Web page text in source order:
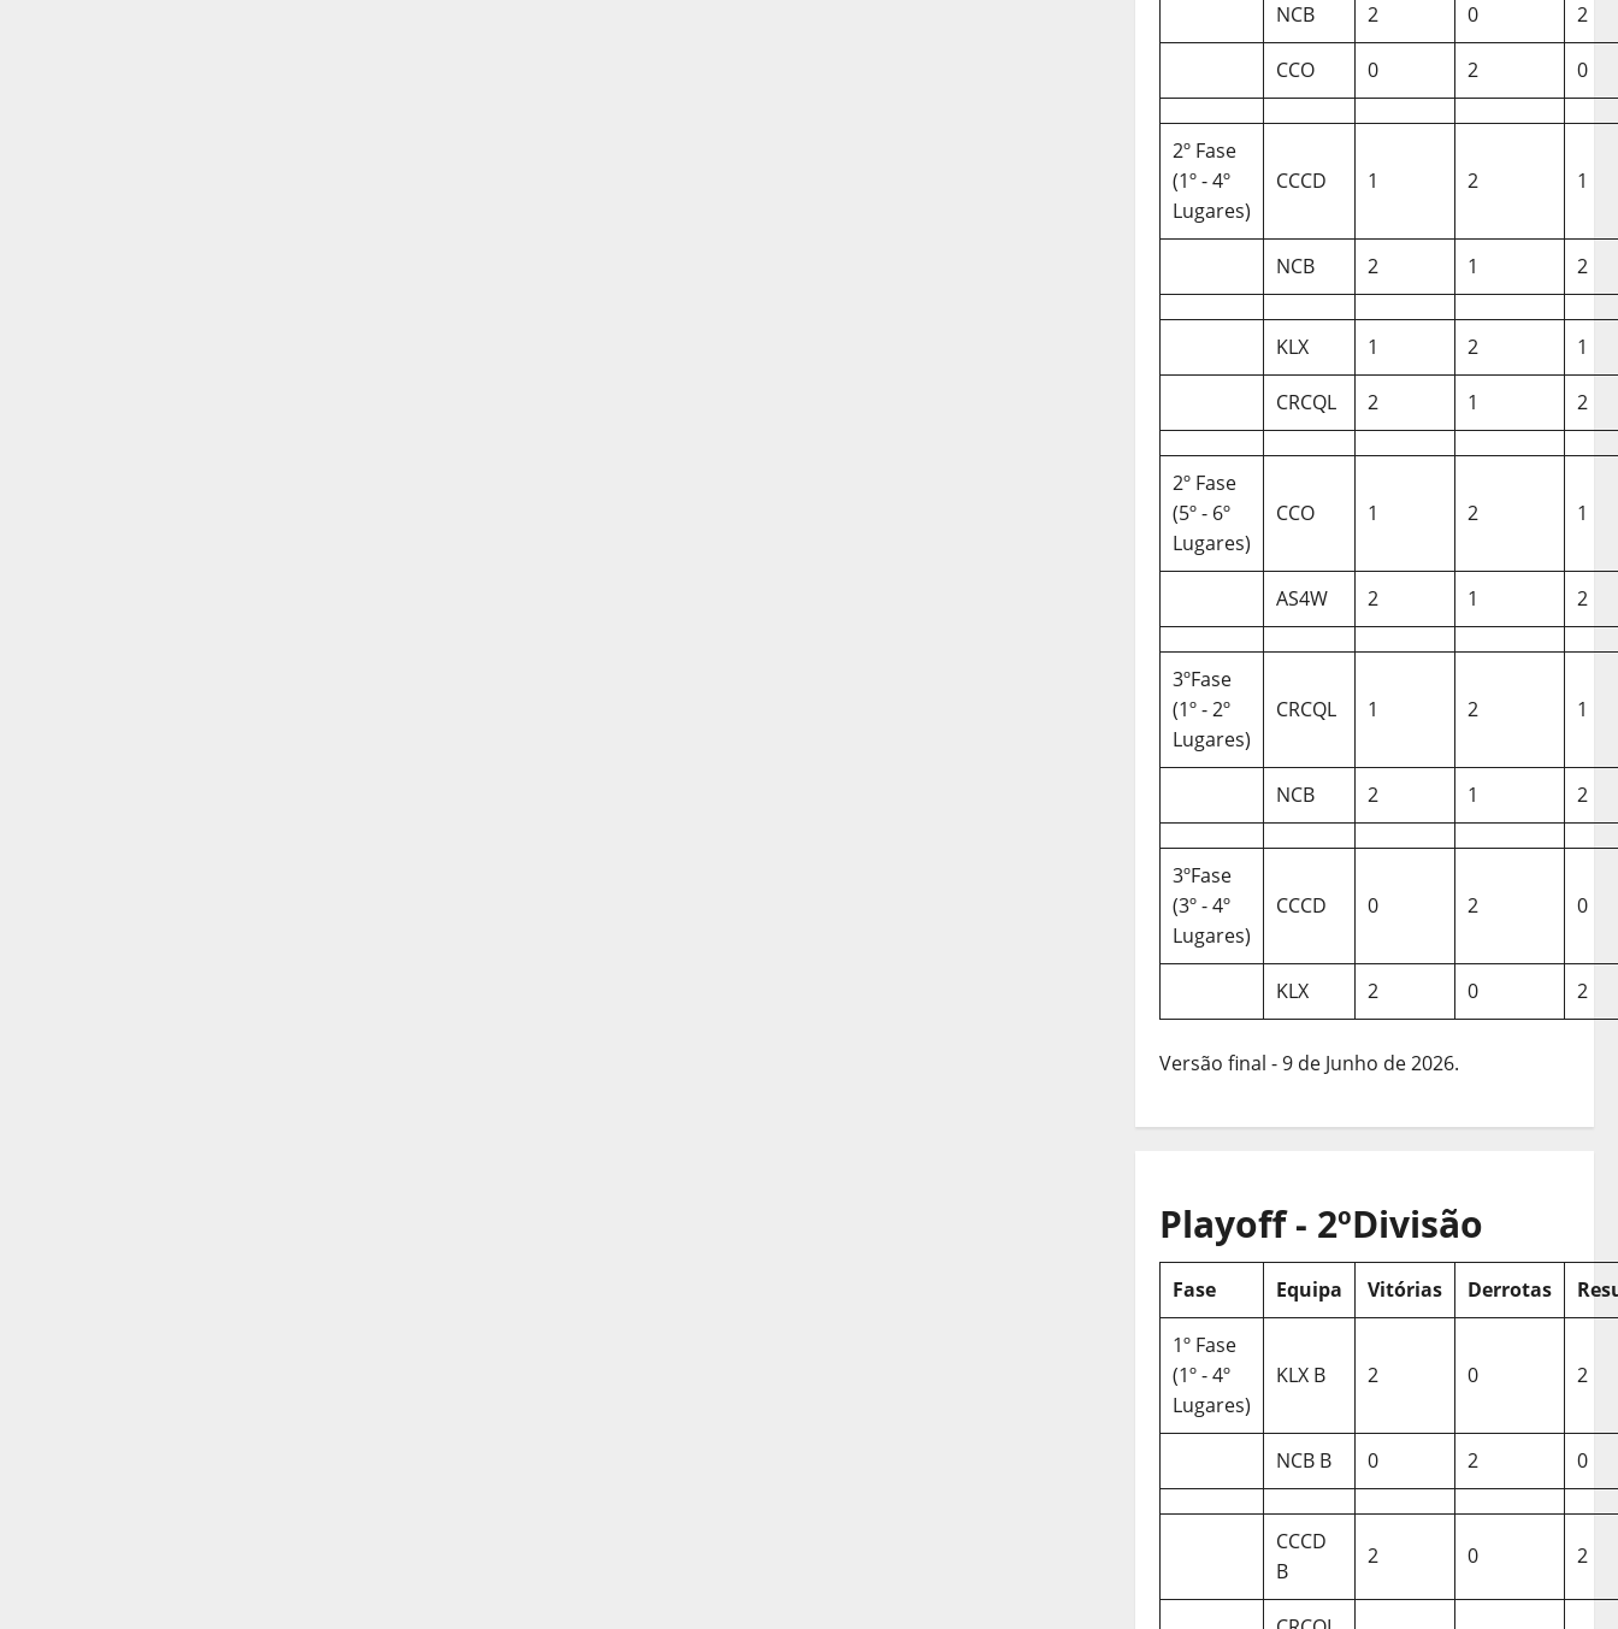
NCB 2 0 2
CCO 0 2 0
2º Fase
(1º - 4º
Lugares)
CCCD 1 2 1
NCB 2 1 2
KLX 1 2 1
CRCQL 2 1 2
2º Fase
(5º - 6º
Lugares)
CCO 1 2 1
AS4W 2 1 2
3ºFase
(1º - 2º
Lugares)
CRCQL 1 2 1
NCB 2 1 2
3ºFase
(3º - 4º
Lugares)
CCCD 0 2 0
KLX 2 0 2
Versão final - 9 de Junho de 2026.
Playoff - 2ºDivisão
Fase Equipa Vitórias Derrotas
1º Fase
(1º - 4º
Lugares)
KLX B 2 0 2
NCB B 0 2 0
CCCD
B
2 0 2